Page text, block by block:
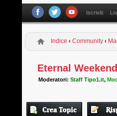
Iscriviti
Indice ‹ Community ‹
Eternal
Moderatori:Staff Tipo1.it,